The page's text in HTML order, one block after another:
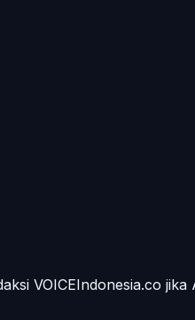
VOICEIndonesia.co